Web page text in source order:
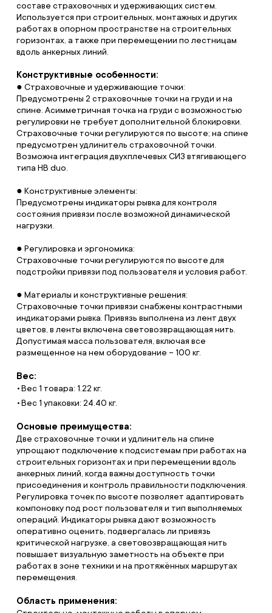
составе страховочных и удерживающих систем.
Используется при строительных, монтажных и других
работах в опорном пространстве на строительных
горизонтах, а также при перемещении по лестницам
вдоль анкерных линий.
Конструктивные особенности:
● Страховочные и удерживающие точки:
Предусмотрены 2 страховочные точки на груди и на
спине. Асимметричная точка на груди с возможностью
регулировки не требует дополнительной блокировки.
Страховочные точки регулируются по высоте; на спине
предусмотрен удлинитель страховочной точки.
Возможна интеграция двухплечевых СИЗ втягивающего
типа НВ duo.
● Конструктивные элементы:
Предусмотрены индикаторы рывка для контроля
состояния привязи после возможной динамической
нагрузки.
● Регулировка и эргономика:
Страховочные точки регулируются по высоте для
подстройки привязи под пользователя и условия работ.
● Материалы и конструктивные решения:
Страховочные точки привязи снабжены контрастными
индикаторами рывка. Привязь выполнена из лент двух
цветов, в ленты включена световозвращающая нить.
Допустимая масса пользователя, включая все
размещенное на нем оборудование – 100 кг.
Вес:
Вес 1 товара: 1.22 кг.
Вес 1 упаковки: 24.40 кг.
Основые преимущества:
Две страховочные точки и удлинитель на спине
упрощают подключение к подсистемам при работах на
строительных горизонтах и при перемещении вдоль
анкерных линий, когда важны доступность точки
присоединения и контроль правильности подключения.
Регулировка точек по высоте позволяет адаптировать
компоновку под рост пользователя и тип выполняемых
операций. Индикаторы рывка дают возможность
оперативно оценить, подвергалась ли привязь
критической нагрузке, а световозвращающая нить
повышает визуальную заметность на объекте при
работах в зоне техники и на протяжённых маршрутах
перемещения.
Область применения: